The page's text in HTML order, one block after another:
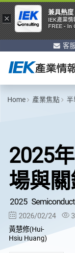
客
Home 產業焦點 半
2025
場與
2025
2026/02/24
黃慧修(Hui-
Hsiu Huang)
×
兼具熱
IEK產業情
FREE - In